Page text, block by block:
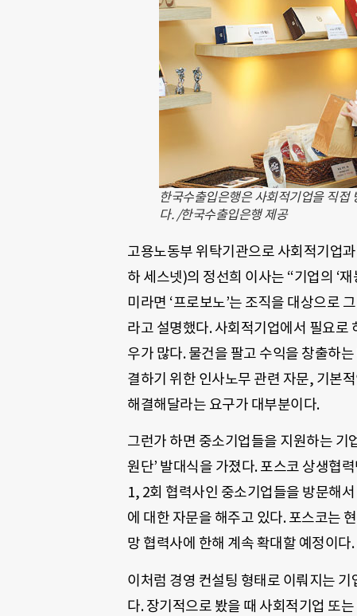
한국수출입은행은 사회적기업을 직접
다. /한국수출입은행 제공
고용노동부 위탁기관으로 사회적기업
하 세스넷)의 정선희 이사는 “기업의 ‘
미라면 ‘프로보노’는 조직을 대상으로
라고 설명했다. 사회적기업에서 필요로
우가 많다. 물건을 팔고 수익을 창출하
결하기 위한 인사노무 관련 자문, 기본
해결해달라는 요구가 대부분이다.
그런가 하면 중소기업들을 지원하는 기
원단’ 발대식을 가졌다. 포스코 상생협
1, 2회 협력사인 중소기업들을 방문해
에 대한 자문을 해주고 있다. 포스코는
망 협력사에 한해 계속 확대할 예정이다.
이처럼 경영 컨설팅 형태로 이뤄지는
다. 장기적으로 봤을 때 사회적기업 또